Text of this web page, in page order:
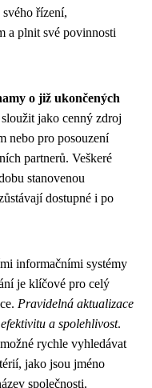
řízení,
a plnit své povinnosti
o již ukončených
jako cenný zdroj
nebo pro posouzení
partnerů. Veškeré
stanovenou
dostupné i po
informačními systémy
je klíčové pro celý
Pravidelná aktualizace
a spolehlivost.
rychle vyhledávat
jako jsou jméno
společnosti.